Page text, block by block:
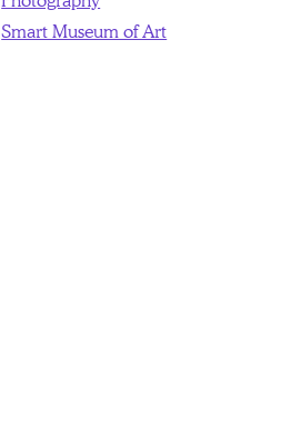
Smart Museum of Art